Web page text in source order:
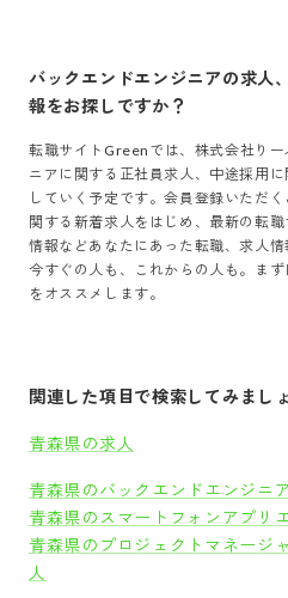
バックエンドエンジニアの求人
報をお探しですか？
転職サイトGreenでは、 株式会社りー
ニア に関する正社員求人、中途採用
していく予定です。会員登録いただく
関する新着求人をはじめ、最新の転
情報などあなたにあった転職、求人情
今すぐの人も、これからの人も。ま
をオススメします。
関連した項目で検索してみまし
青森県の求人
青森県のバックエンドエンジニ
青森県のスマートフォンアプリ
青森県のプロジェクトマネージ
人